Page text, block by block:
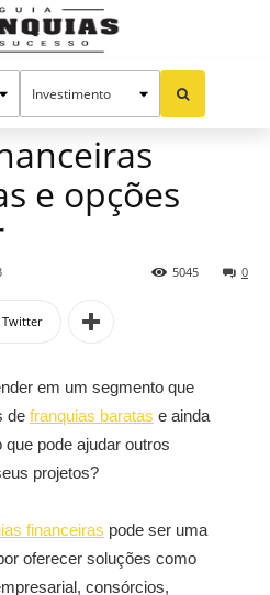
e opções
0
5045
Twitter
em um segmento que
de franquias baratas e ainda
pode ajudar outros
projetos?
financeiras pode ser uma
oferecer soluções como
consórcios,